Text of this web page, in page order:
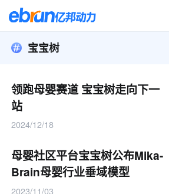
宝宝树
领跑母婴赛道 宝宝树走向下一
站
2024/12/18
母婴社区平台宝宝树公布Mika-
Brain母婴行业垂域模型
2023/11/03